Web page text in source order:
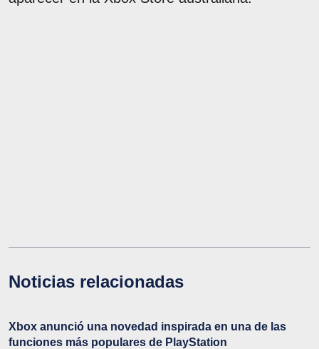
Noticias relacionadas
Xbox anunció una novedad inspirada en una de las
funciones más populares de PlayStation